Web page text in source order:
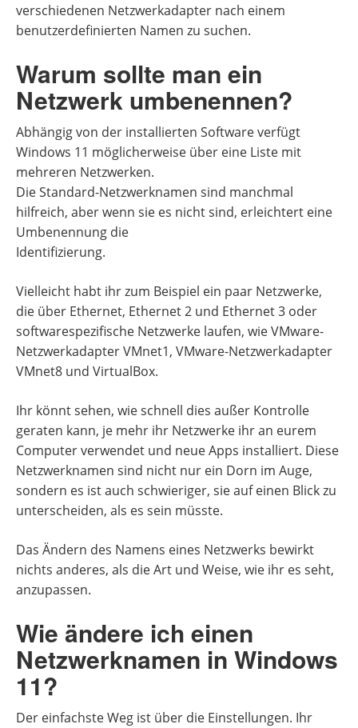
verschiedenen Netzwerkadapter nach einem
benutzerdefinierten Namen zu suchen.
Warum sollte man ein
Netzwerk umbenennen?
Abhängig von der installierten Software verfügt
Windows 11 möglicherweise über eine Liste mit
mehreren Netzwerken.
Die Standard-Netzwerknamen sind manchmal
hilfreich, aber wenn sie es nicht sind, erleichtert eine
Umbenennung die
Identifizierung.
Vielleicht habt ihr zum Beispiel ein paar Netzwerke,
die über Ethernet, Ethernet 2 und Ethernet 3 oder
softwarespezifische Netzwerke laufen, wie VMware-
Netzwerkadapter VMnet1, VMware-Netzwerkadapter
VMnet8 und VirtualBox.
Ihr könnt sehen, wie schnell dies außer Kontrolle
geraten kann, je mehr ihr Netzwerke ihr an eurem
Computer verwendet und neue Apps installiert. Diese
Netzwerknamen sind nicht nur ein Dorn im Auge,
sondern es ist auch schwieriger, sie auf einen Blick zu
unterscheiden, als es sein müsste.
Das Ändern des Namens eines Netzwerks bewirkt
nichts anderes, als die Art und Weise, wie ihr es seht,
anzupassen.
Wie ändere ich einen
Netzwerknamen in Windows
11?
Der einfachste Weg ist über die Einstellungen. Ihr